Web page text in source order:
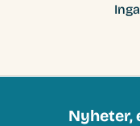
Nyheter,